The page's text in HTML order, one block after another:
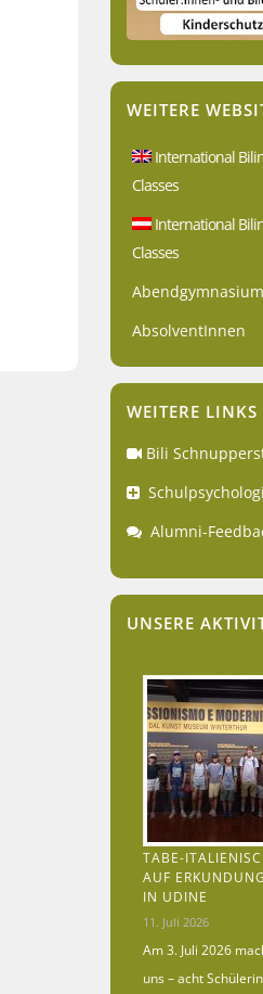
WEITERE
International
Classes
International
Classes
Abendgymnasium
AbsolventInnen
WEITERE LINKS
Bili
Alumni-
UNSERE
TABE-
AUF
IN UDINE
11. Juli 2026
Am 3. Juli 2026
uns – acht